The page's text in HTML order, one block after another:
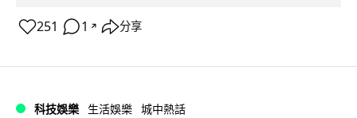
251 1 ↗ 分享
科技娛樂 生活娛樂 城中熱話